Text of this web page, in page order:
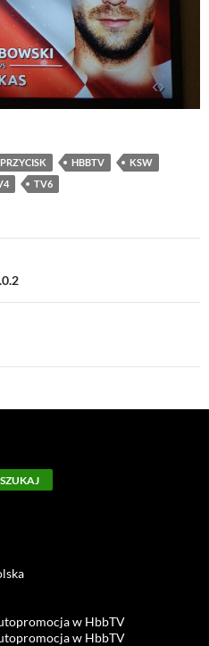
HBBTV
KSW
TV6
SZUKAJ
w HbbTV
w HbbTV